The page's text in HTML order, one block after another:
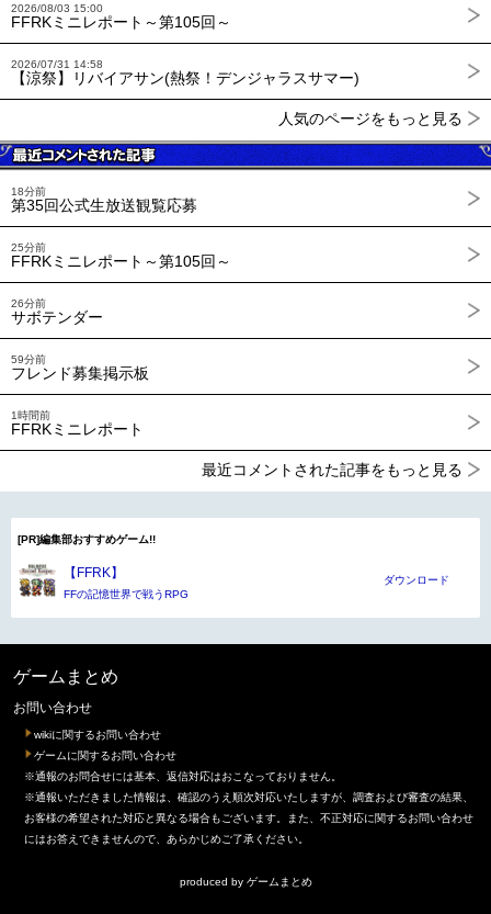
2026/08/03 15:00
FFRKミニレポート～第105回～
2026/07/31 14:58
【涼祭】リバイアサン(熱祭！デンジャラスサマー)
人気のページをもっと見る
18分前
第35回公式生放送観覧応募
25分前
FFRKミニレポート～第105回～
26分前
サボテンダー
59分前
フレンド募集掲示板
1時間前
FFRKミニレポート
最近コメントされた記事をもっと見る
[PR]編集部おすすめゲーム!!
【FFRK】
FFの記憶世界で戦うRPG
ダウンロード
ゲームまとめ
お問い合わせ
wikiに関するお問い合わせ
ゲームに関するお問い合わせ
※通報のお問合せには基本、返信対応はおこなっておりません。
※通報いただきました情報は、確認のうえ順次対応いたしますが、調査および審査の結果、
お客様の希望された対応と異なる場合もございます。また、不正対応に関するお問い合わせ
にはお答えできませんので、あらかじめご了承ください。
produced by ゲームまとめ